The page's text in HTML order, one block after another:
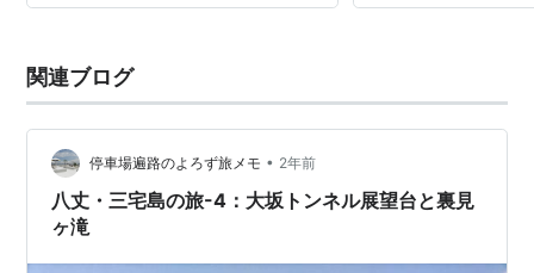
関連ブログ
停車場遍路のよろず旅メモ • 2年前
八丈・三宅島の旅-4：大坂トンネル展望台と裏見
ヶ滝